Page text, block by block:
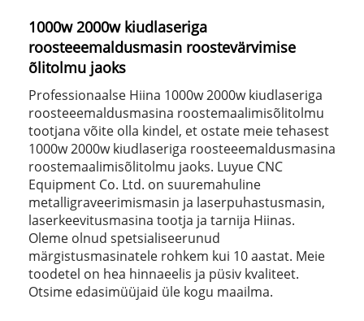
1000w 2000w kiudlaseriga
roosteeemaldusmasin roostevärvimise
õlitolmu jaoks
Professionaalse Hiina 1000w 2000w kiudlaseriga
roosteeemaldusmasina roostemaalimisõlitolmu
tootjana võite olla kindel, et ostate meie tehasest
1000w 2000w kiudlaseriga roosteeemaldusmasina
roostemaalimisõlitolmu jaoks. Luyue CNC
Equipment Co. Ltd. on suuremahuline
metalligraveerimismasin ja laserpuhastusmasin,
laserkeevitusmasina tootja ja tarnija Hiinas.
Oleme olnud spetsialiseerunud
märgistusmasinatele rohkem kui 10 aastat. Meie
toodetel on hea hinnaeelis ja püsiv kvaliteet.
Otsime edasimüüjaid üle kogu maailma.